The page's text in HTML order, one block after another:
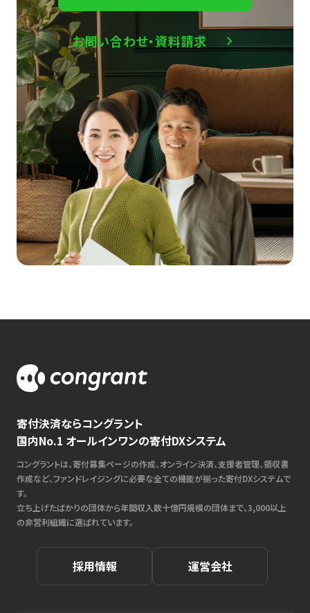
お問い合わせ・資料請求
寄付決済ならコングラント
国内No.1 オールインワンの寄付DXシステム
コングラントは、寄付募集ページの作成、オンライン決済、支援者管理、領収書
作成など、ファンドレイジングに必要な全ての機能が揃った寄付DXシステムで
す。
立ち上げたばかりの団体から年間収入数十億円規模の団体まで、3,000以上
の非営利組織に選ばれています。
採用情報 運営会社